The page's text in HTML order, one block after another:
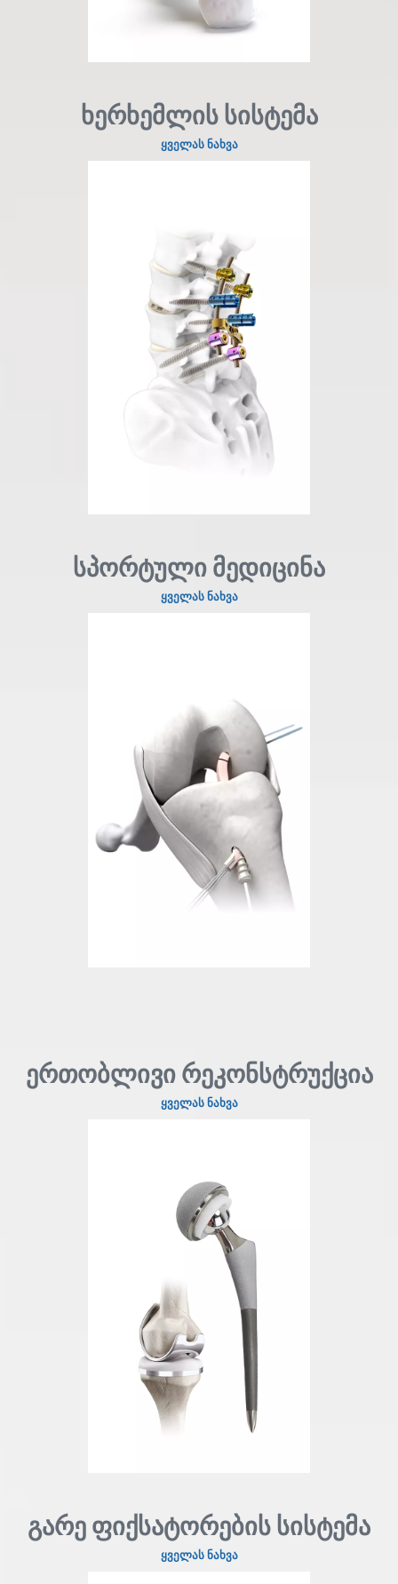
ხერხემლის სისტემა
ყველას ნახვა
სპორტული მედიცინა
ყველას ნახვა
ერთობლივი რეკონსტრუქცია
ყველას ნახვა
გარე ფიქსატორების სისტემა
ყველას ნახვა